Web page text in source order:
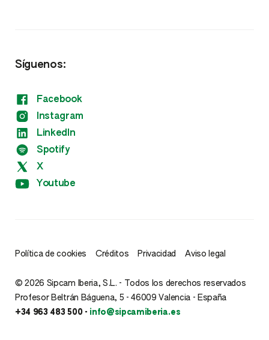
Síguenos:
Facebook
Instagram
LinkedIn
Spotify
X
Youtube
© 2026 Sipcam Iberia, S.L. - Todos los derechos reservados
Profesor Beltrán Báguena, 5 - 46009 Valencia - España
+34 963 483 500 - info@sipcamiberia.es
Política de cookies Créditos Privacidad Aviso legal